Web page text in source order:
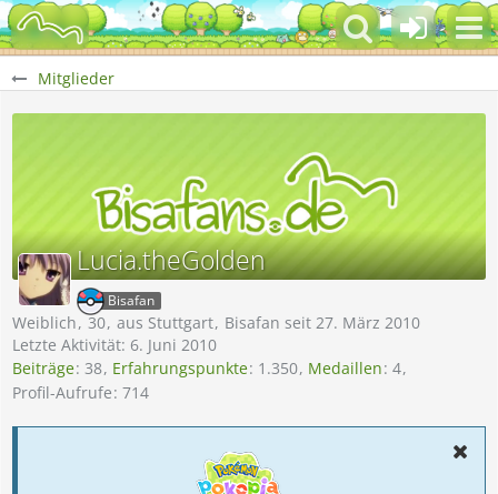
Mitglieder
Lucia.theGolden
Bisafan
Weiblich 30 aus Stuttgart Bisafan seit 27. März 2010
Letzte Aktivität: 6. Juni 2010
Beiträge 38 Erfahrungspunkte 1.350 Medaillen 4
Profil-Aufrufe 714